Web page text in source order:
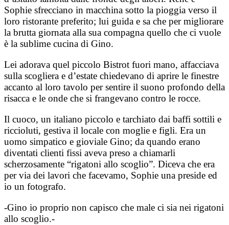
Sophie sfrecciano in macchina sotto la pioggia verso il
loro ristorante preferito; lui guida e sa che per migliorare
la brutta giornata alla sua compagna quello che ci vuole
è la sublime cucina di Gino.
Lei adorava quel piccolo Bistrot fuori mano, affacciava
sulla scogliera e d’estate chiedevano di aprire le finestre
accanto al loro tavolo per sentire il suono profondo della
risacca e le onde che si frangevano contro le rocce.
Il cuoco, un italiano piccolo e tarchiato dai baffi sottili e
riccioluti, gestiva il locale con moglie e figli. Era un
uomo simpatico e gioviale Gino; da quando erano
diventati clienti fissi aveva preso a chiamarli
scherzosamente “rigatoni allo scoglio”. Diceva che era
per via dei lavori che facevamo, Sophie una preside ed
io un fotografo.
-Gino io proprio non capisco che male ci sia nei rigatoni
allo scoglio.-